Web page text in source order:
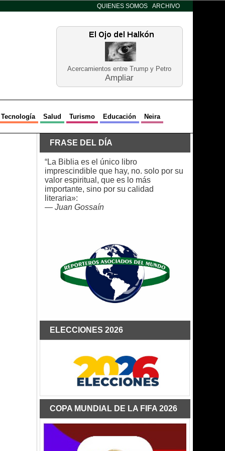
QUIENES SOMOS ARCHIVO
Acercamientos entre Trump y Petro
Ampliar
Tecnología Salud Turismo Educación Neira
FRASE DEL DÍA
“La Biblia es el único libro
imprescindible que hay, no. solo por su
valor espiritual, que es lo más
importante, sino por su calidad
literaria»:
— Juan Gossaín
ELECCIONES 2026
COPA MUNDIAL DE LA FIFA 2026